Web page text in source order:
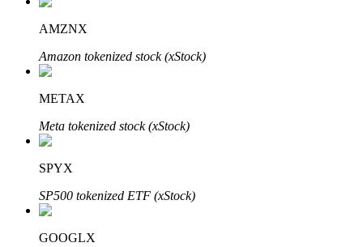
Parceiros Bitrue
AMZNX
Amazon tokenized stock (xStock)
METAX
Meta tokenized stock (xStock)
SPYX
SP500 tokenized ETF (xStock)
GOOGLX